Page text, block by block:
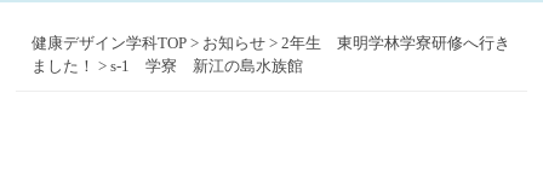
健康デザイン学科TOP > お知らせ >2年生 東明学林学寮研修へ行き
ました！ >s-1 学寮 新江の島水族館